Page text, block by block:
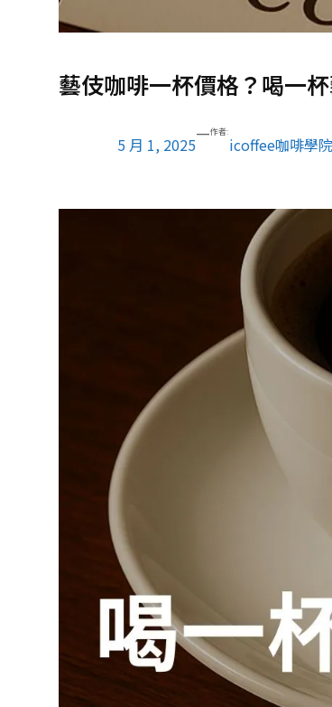
藝伎咖啡一杯價格？喝一
5 月 1, 2025
—作者:
icoffee咖啡學院